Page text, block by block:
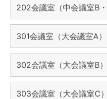
202会議室（中会議室B・
301会議室（大会議室A）
302会議室（大会議室B）
303会議室（大会議室C）